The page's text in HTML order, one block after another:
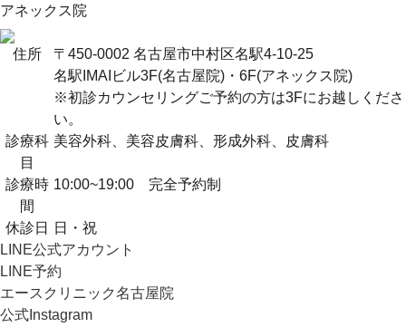
アネックス院
住所
〒450-0002 名古屋市中村区名駅4-10-25
名駅IMAIビル3F(名古屋院)・6F(アネックス院)
※初診カウンセリングご予約の方は3Fにお越しくださ
い。
診療科
目
美容外科、美容皮膚科、形成外科、皮膚科
診療時
間
10:00~19:00 完全予約制
休診日
日・祝
LINE公式アカウント
LINE予約
エースクリニック名古屋院
公式Instagram